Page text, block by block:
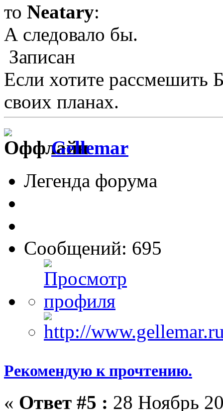
то Neatary:
А следовало бы.
Записан
Если хотите рассмешить
своих планах.
Gellemar
Легенда форума
Сообщений: 695
Рекомендую к прочтению.
« Ответ #5 : 28 Ноябрь